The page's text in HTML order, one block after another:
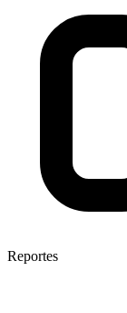
Reportes